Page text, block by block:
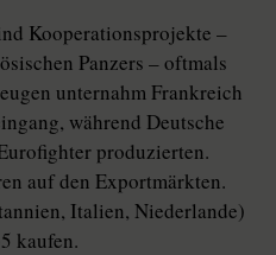
Ko­ope­ra­tions­pro­jekte –
Panzers – oftmals
unternahm Frankreich
während Deutsche
produzierten.
auf den Exportmärkten.
Italien, Niederlande)
kaufen.